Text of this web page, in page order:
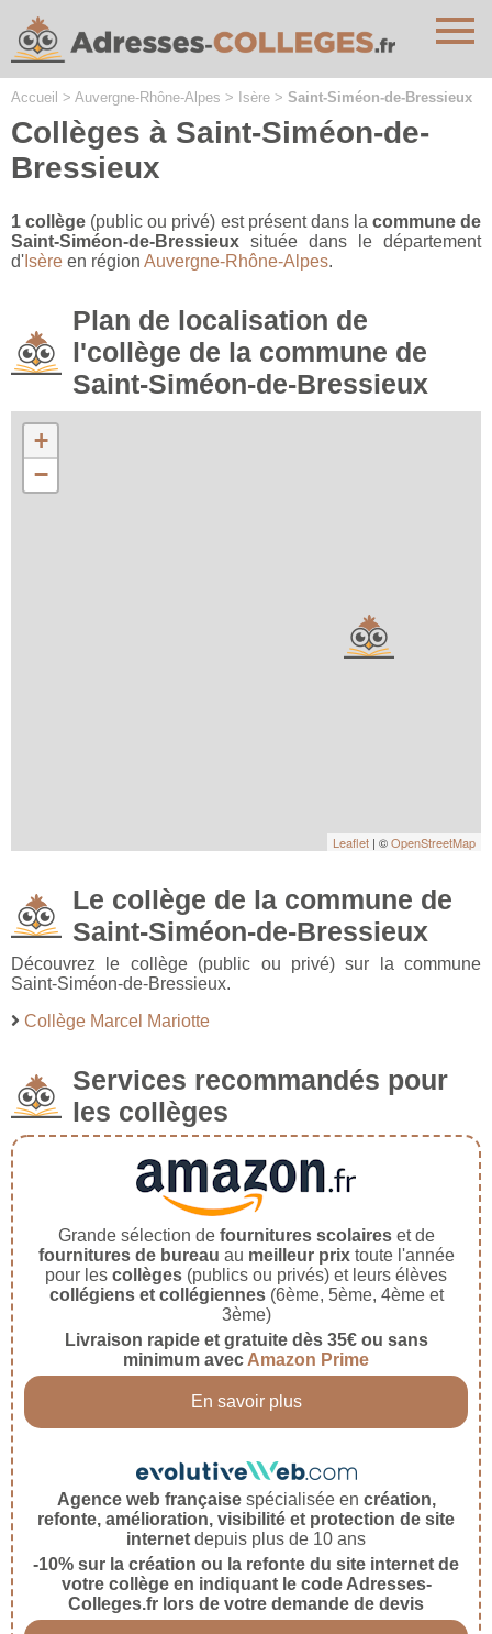
Accueil > Auvergne-Rhône-Alpes > Isère > Saint-Siméon-de-Bressieux
Collèges à Saint-Siméon-de-
Bressieux
1 collège (public ou privé) est présent dans la commune de
Saint-Siméon-de-Bressieux située dans le département
d' Isère en région Auvergne-Rhône-Alpes.
Plan de localisation de
l'collège de la commune de
Saint-Siméon-de-Bressieux
+
−
Leaflet | ©OpenStreetMap
Le collège de la commune de
Saint-Siméon-de-Bressieux
Découvrez le collège (public ou privé) sur la commune
Saint-Siméon-de-Bressieux.
Collège Marcel Mariotte
Services recommandés pour
les collèges
Grande sélection de fournitures scolaireset de
fournitures de bureau au meilleur prixtoute l'année
pour les collèges (publics ou privés) et leurs élèves
collégiens et collégiennes(6ème, 5ème, 4ème et
3ème)
Livraison rapide et gratuite dès 35€ ou sans
minimum avec Amazon Prime
En savoir plus
Agence web françaisespécialisée en création,
refonte, amélioration, visibilité et protection de site
internet depuis plus de 10 ans
-10% sur la création ou la refonte du site internet de
votre collège en indiquant le code Adresses-
Colleges.fr lors de votre demande de devis